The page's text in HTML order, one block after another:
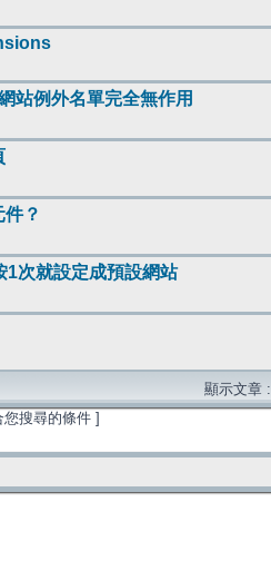
站例外名單完全無作用
？
1次就設定成預設網站
顯示文章 :
搜尋的條件 ]